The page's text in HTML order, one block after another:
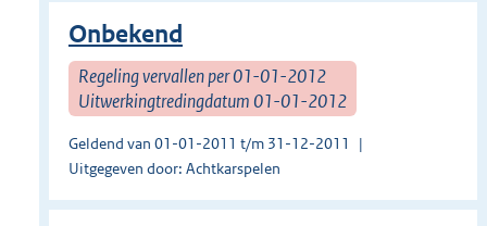
Onbekend
Regeling vervallen per 01-01-2012
Uitwerkingtredingdatum 01-01-2012
Geldend van 01-01-2011 t/m 31-12-2011
Uitgegeven door: Achtkarspelen